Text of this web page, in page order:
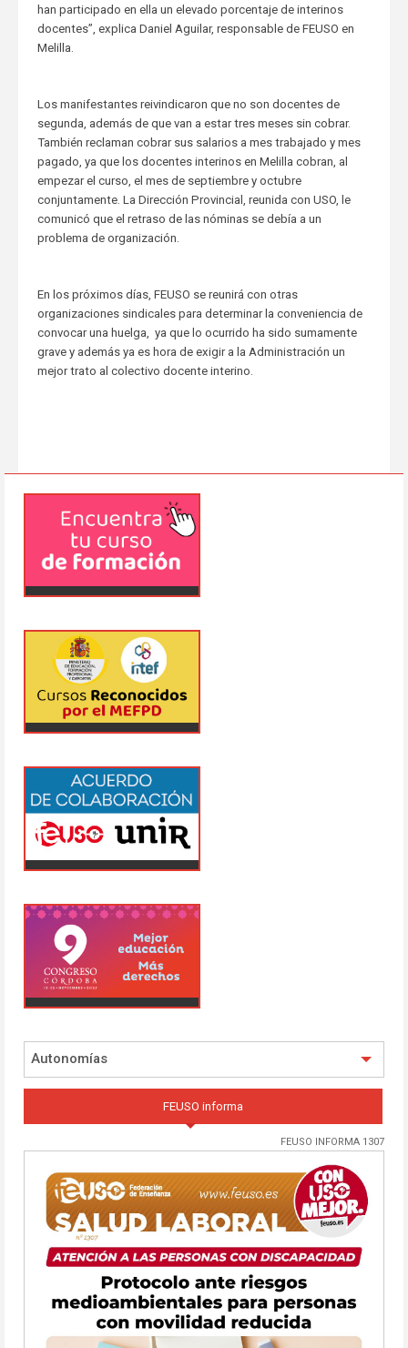
han participado en ella un elevado porcentaje de interinos
docentes”, explica Daniel Aguilar, responsable de FEUSO en
Melilla.
Los manifestantes reivindicaron que no son docentes de
segunda, además de que van a estar tres meses sin cobrar.
También reclaman cobrar sus salarios a mes trabajado y mes
pagado, ya que los docentes interinos en Melilla cobran, al
empezar el curso, el mes de septiembre y octubre
conjuntamente. La Dirección Provincial, reunida con USO, le
comunicó que el retraso de las nóminas se debía a un
problema de organización.
En los próximos días, FEUSO se reunirá con otras
organizaciones sindicales para determinar la conveniencia de
convocar una huelga, ya que lo ocurrido ha sido sumamente
grave y además ya es hora de exigir a la Administración un
mejor trato al colectivo docente interino.
Autonomías
FEUSO informa
FEUSO INFORMA 1307